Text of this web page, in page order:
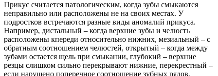
Прикус считается патологическим, когда зубы смыкаются
неправильно или расположены не на своих местах. У
подростков встречаются разные виды аномалий прикуса.
Например, дистальный – когда верхние зубы и челюсть
расположены кпереди относительно нижних, мезиальный – с
обратным соотношением челюстей, открытый – когда между
зубами остается щель при смыкании, глубокий – верхние
резцы слишком сильно перекрывают нижние, перекрестный –
если нарушено поперечное соотношение зубных рядов.